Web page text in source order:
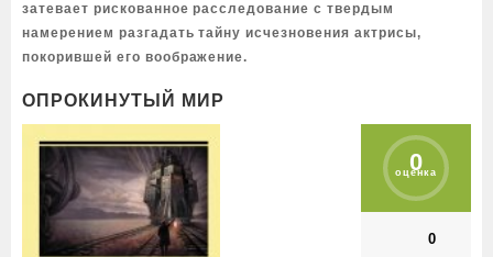
затевает рискованное расследование с твердым
намерением разгадать тайну исчезновения актрисы,
покорившей его воображение.
ОПРОКИНУТЫЙ МИР
0
оценка
0